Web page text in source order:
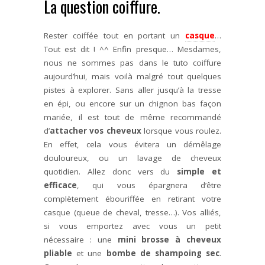
La question coiffure.
Rester coiffée tout en portant un casque…
Tout est dit ! ^^ Enfin presque… Mesdames,
nous ne sommes pas dans le tuto coiffure
aujourd’hui, mais voilà malgré tout quelques
pistes à explorer. Sans aller jusqu’à la tresse
en épi, ou encore sur un chignon bas façon
mariée, il est tout de même recommandé
d’attacher vos cheveuxlorsque vous roulez.
En effet, cela vous évitera un démêlage
douloureux, ou un lavage de cheveux
quotidien. Allez donc vers du simple et
efficace, qui vous épargnera d’être
complètement ébouriffée en retirant votre
casque (queue de cheval, tresse…). Vos alliés,
si vous emportez avec vous un petit
nécessaire : une mini brosse à cheveux
pliable et une bombe de shampoing sec.